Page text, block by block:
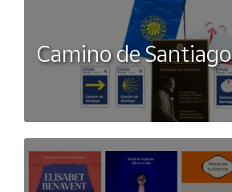
Camino de Santiago